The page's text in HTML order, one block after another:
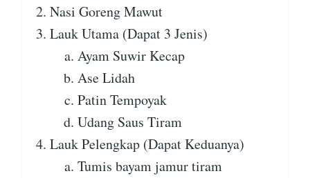
Nasi Goreng Mawut
Lauk Utama (Dapat 3 Jenis)
Ayam Suwir Kecap
Ase Lidah
Patin Tempoyak
Udang Saus Tiram
Lauk Pelengkap (Dapat Keduanya)
Tumis bayam jamur tiram